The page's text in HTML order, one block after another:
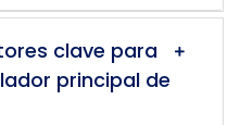
clave para
principal de